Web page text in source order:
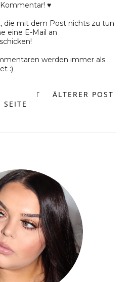
♥
die mit dem Post nichts zu tun
eine E-Mail an
werden immer als
:)
ÄLTERER POST
START
SEITE